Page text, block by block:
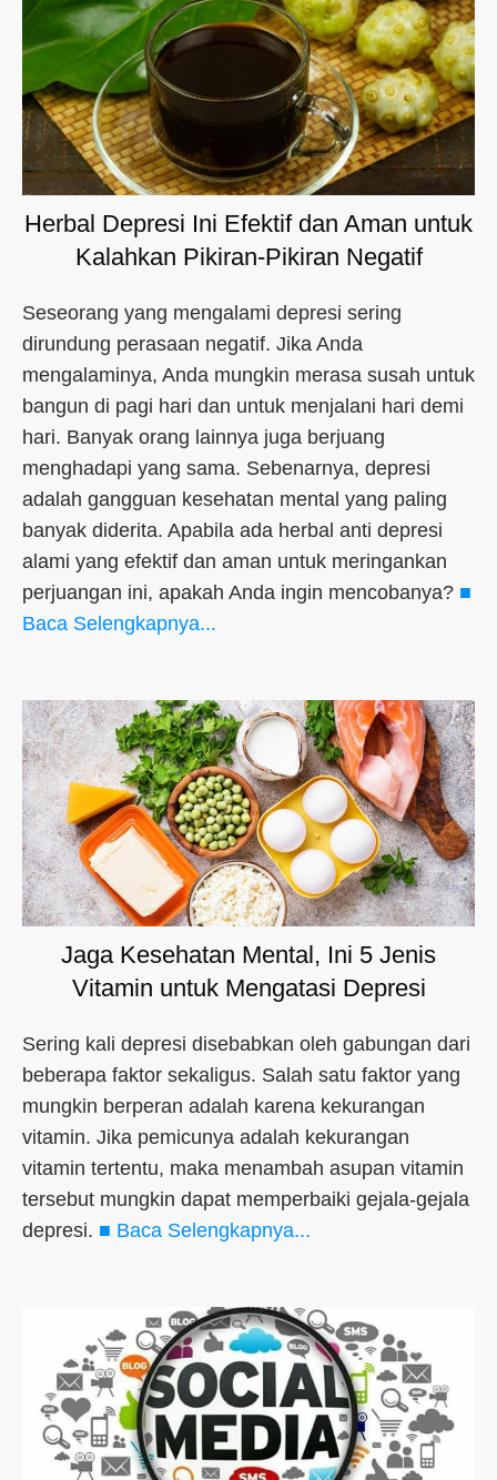
Herbal Depresi Ini Efektif dan Aman untuk
Kalahkan Pikiran-Pikiran Negatif
Seseorang yang mengalami depresi sering
dirundung perasaan negatif. Jika Anda
mengalaminya, Anda mungkin merasa susah untuk
bangun di pagi hari dan untuk menjalani hari demi
hari. Banyak orang lainnya juga berjuang
menghadapi yang sama. Sebenarnya, depresi
adalah gangguan kesehatan mental yang paling
banyak diderita. Apabila ada herbal anti depresi
alami yang efektif dan aman untuk meringankan
perjuangan ini, apakah Anda ingin mencobanya? ■
Baca Selengkapnya...
Jaga Kesehatan Mental, Ini 5 Jenis
Vitamin untuk Mengatasi Depresi
Sering kali depresi disebabkan oleh gabungan dari
beberapa faktor sekaligus. Salah satu faktor yang
mungkin berperan adalah karena kekurangan
vitamin. Jika pemicunya adalah kekurangan
vitamin tertentu, maka menambah asupan vitamin
tersebut mungkin dapat memperbaiki gejala-gejala
depresi. ■ Baca Selengkapnya...